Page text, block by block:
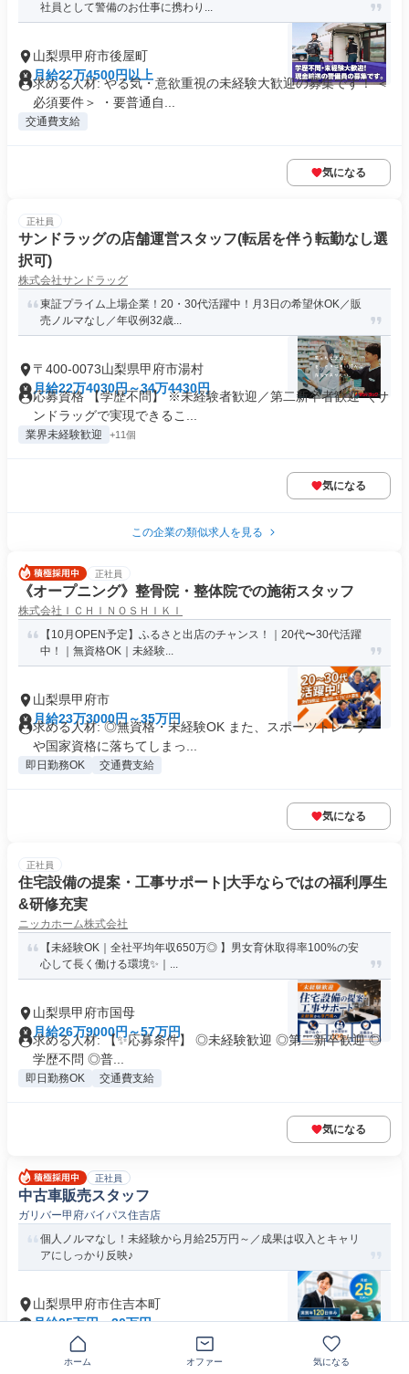
社員として警備のお仕事に携わり...
山梨県甲府市後屋町
月給22万4500円以上
求める人材: やる気・意欲重視の未経験大歓迎の募集です！ ＜
必須要件＞ ・要普通自...
交通費支給
気になる
正社員
サンドラッグの店舗運営スタッフ(転居を伴う転勤なし選
択可)
株式会社サンドラッグ
東証プライム上場企業！20・30代活躍中！月3日の希望休OK／販
売ノルマなし／年収例32歳...
〒400-0073山梨県甲府市湯村
月給22万4030円～34万4430円
応募資格 【学歴不問】 ※未経験者歓迎／第二新卒者歓迎 ＼サ
ンドラッグで実現できるこ...
業界未経験歓迎 +11個
気になる
この企業の類似求人を見る
正社員
《オープニング》整骨院・整体院での施術スタッフ
株式会社ＩＣＨＩＮＯＳＨＩＫＩ
【10月OPEN予定】ふるさと出店のチャンス！｜20代〜30代活躍
中！｜無資格OK｜未経験...
山梨県甲府市
月給23万3000円～35万円
求める人材: ◎無資格・未経験OK また、スポーツトレーナー
や国家資格に落ちてしまっ...
即日勤務OK 交通費支給
気になる
正社員
住宅設備の提案・工事サポート|大手ならではの福利厚生
&研修充実
ニッカホーム株式会社
【未経験OK｜全社平均年収650万◎ 】男女育休取得率100%の安
心して長く働ける環境✨｜...
山梨県甲府市国母
月給26万9000円～57万円
求める人材: 【✨応募条件】 ◎未経験歓迎 ◎第二新卒歓迎 ◎
学歴不問 ◎普...
即日勤務OK 交通費支給
気になる
正社員
中古車販売スタッフ
ガリバー甲府バイパス住吉店
個人ノルマなし！未経験から月給25万円～／成果は収入とキャリ
アにしっかり反映♪
山梨県甲府市住吉本町
月給25万円～30万円
許をお持ちの方 ※入社...
交通費支給
ホーム オファー 気になる